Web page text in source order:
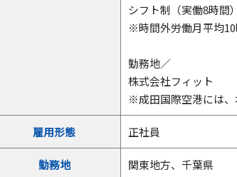
シフト制（実働8時間）
※時間外労働月平均
勤務地／
株式会社フィット
※成田国際空港には、
雇用形態 正社員
勤務地 関東地方、千葉県